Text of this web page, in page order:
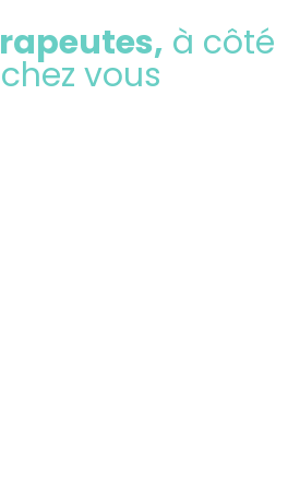
à côté
vous